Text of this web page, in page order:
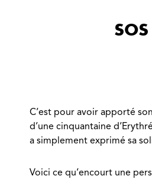
C’est pour avoir apporté
d’une cinquantaine
a simplement exprimé sa
Voici ce qu’encourt une